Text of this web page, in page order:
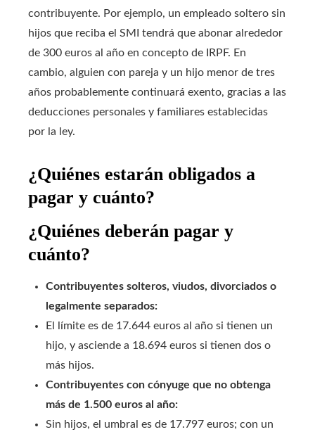
contribuyente. Por ejemplo, un empleado soltero sin
hijos que reciba el SMI tendrá que abonar alrededor
de 300 euros al año en concepto de IRPF. En
cambio, alguien con pareja y un hijo menor de tres
años probablemente continuará exento, gracias a las
deducciones personales y familiares establecidas
por la ley.
¿Quiénes estarán obligados a
pagar y cuánto?
¿Quiénes deberán pagar y
cuánto?
Contribuyentes solteros, viudos, divorciados o
legalmente separados:
El límite es de 17.644 euros al año si tienen un
hijo, y asciende a 18.694 euros si tienen dos o
más hijos.
Contribuyentes con cónyuge que no obtenga
más de 1.500 euros al año:
Sin hijos, el umbral es de 17.797 euros; con un